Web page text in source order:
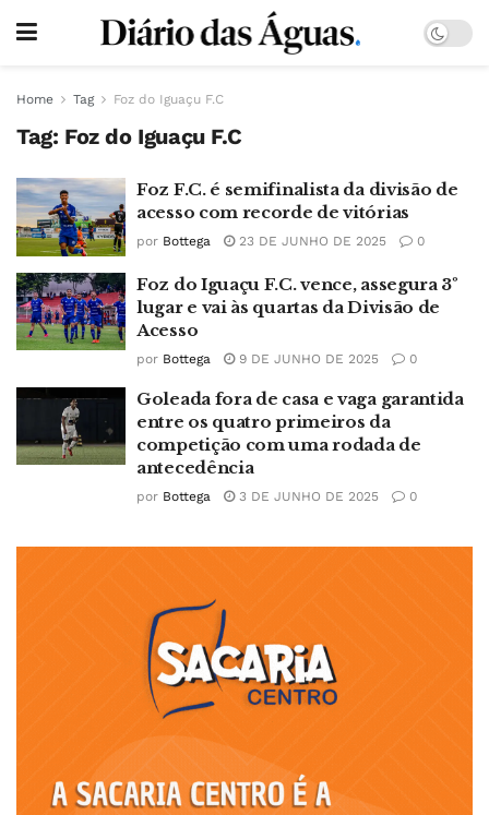
Home Tag Foz do Iguaçu F.C
Tag: Foz do Iguaçu F.C
Foz F.C. é semifinalista da divisão de
acesso com recorde de vitórias
por Bottega 23 DE JUNHO DE 2025 0
Foz do Iguaçu F.C. vence, assegura 3º
lugar e vai às quartas da Divisão de
Acesso
por Bottega 9 DE JUNHO DE 2025 0
Goleada fora de casa e vaga garantida
entre os quatro primeiros da
competição com uma rodada de
antecedência
por Bottega 3 DE JUNHO DE 2025 0